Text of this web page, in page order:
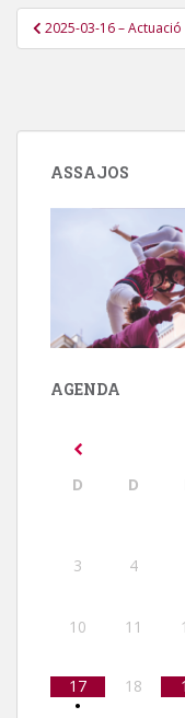
Navegació
d'entrades
2025-03-16 –
ASSAJOS
AGENDA
D D
3 4
10 11
17
•
18